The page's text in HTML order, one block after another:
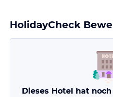
HolidayCheck
Dieses Hotel hat